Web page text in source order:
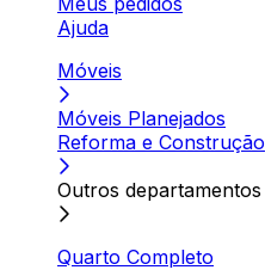
Ajuda
Móveis
Móveis Planejados
Reforma e Construção
Outros departamentos
Quarto Completo